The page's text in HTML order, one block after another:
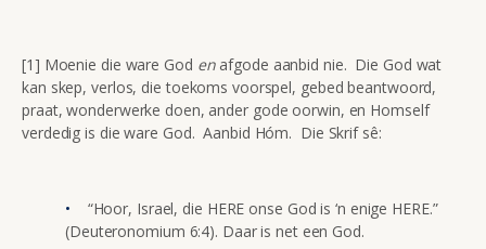
[1] Moenie die ware God enafgode aanbid nie. Die God wat
kan skep, verlos, die toekoms voorspel, gebed beantwoord,
praat, wonderwerke doen, ander gode oorwin, en Homself
verdedig is die ware God. Aanbid Hóm. Die Skrif sê:
“Hoor, Israel, die HERE onse God is ‘n enige HERE.”
(Deuteronomium 6:4). Daar is net een God.